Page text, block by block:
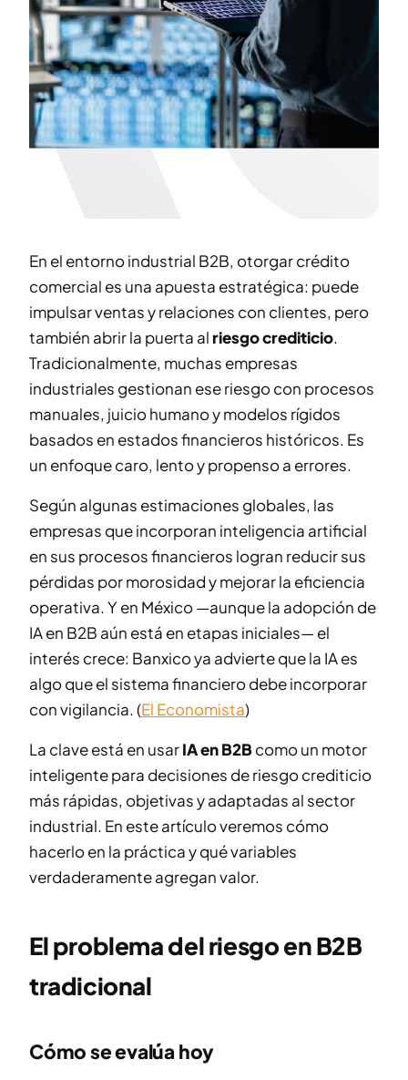
En el entorno industrial B2B, otorgar crédito
comercial es una apuesta estratégica: puede
impulsar ventas y relaciones con clientes, pero
también abrir la puerta al riesgo crediticio.
Tradicionalmente, muchas empresas
industriales gestionan ese riesgo con procesos
manuales, juicio humano y modelos rígidos
basados en estados financieros históricos. Es
un enfoque caro, lento y propenso a errores.
Según algunas estimaciones globales, las
empresas que incorporan inteligencia artificial
en sus procesos financieros logran reducir sus
pérdidas por morosidad y mejorar la eficiencia
operativa. Y en México —aunque la adopción de
IA en B2B aún está en etapas iniciales— el
interés crece: Banxico ya advierte que la IA es
algo que el sistema financiero debe incorporar
con vigilancia. (El Economista)
La clave está en usarIA en B2Bcomo un motor
inteligente para decisiones de riesgo crediticio
más rápidas, objetivas y adaptadas al sector
industrial. En este artículo veremos cómo
hacerlo en la práctica y qué variables
verdaderamente agregan valor.
El problema del riesgo en B2B
tradicional
Cómo se evalúa hoy